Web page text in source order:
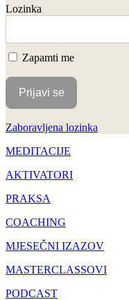
Lozinka
Zapamti me
Zaboravljena lozinka
MEDITACIJE
AKTIVATORI
PRAKSA
COACHING
MJESEČNI IZAZOV
MASTERCLASSOVI
PODCAST